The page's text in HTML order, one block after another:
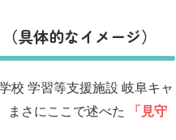
具体的なイメージ）
校 学習等支援施設 岐阜キャ
まさにここで述べた
「見守